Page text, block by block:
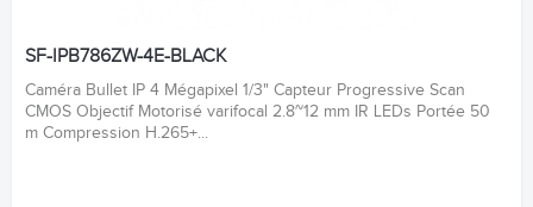
SF-IPB786ZW-4E-BLACK
Caméra Bullet IP 4 Mégapixel 1/3" Capteur Progressive Scan
CMOS Objectif Motorisé varifocal 2.8~12 mm IR LEDs Portée 50
m Compression H.265+...